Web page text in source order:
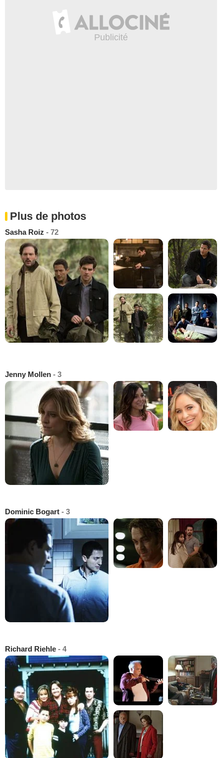
Plus de photos
Sasha Roiz - 72
Jenny Mollen - 3
Dominic Bogart - 3
Richard Riehle - 4